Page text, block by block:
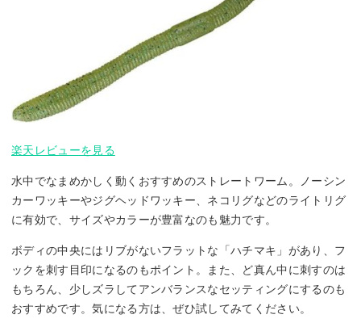
楽天レビューを見る
水中でなまめかしく動くおすすめのストレートワーム。ノーシン
カーワッキーやジグヘッドワッキー、ネコリグなどのライトリグ
に有効で、サイズやカラーが豊富なのも魅力です。
ボディの中央にはリブがないフラットな「ハチマキ」があり、フ
ックを刺す目印になるのもポイント。また、ど真ん中に刺すのは
もちろん、少しズラしてアンバランスなセッティングにするのも
おすすめです。気になる方は、ぜひ試してみてください。